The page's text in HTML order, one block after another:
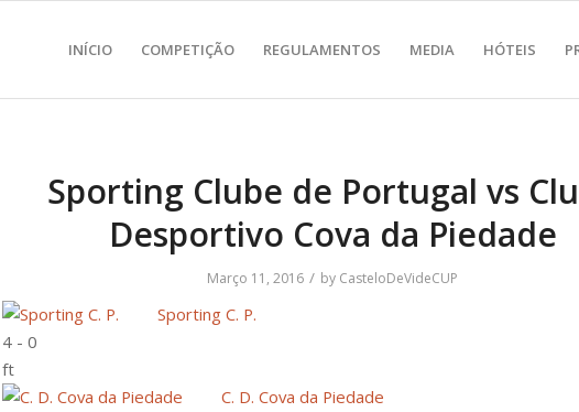
INÍCIO COMPETIÇÃO REGULAMENTOS MEDIA HÓTEIS
Sporting Clube de Portugal vs
Desportivo Cova da Piedade
Março 11, 2016 / by CasteloDeVideCUP
Sporting C. P.
4 - 0
ft
C. D. Cova da Piedade